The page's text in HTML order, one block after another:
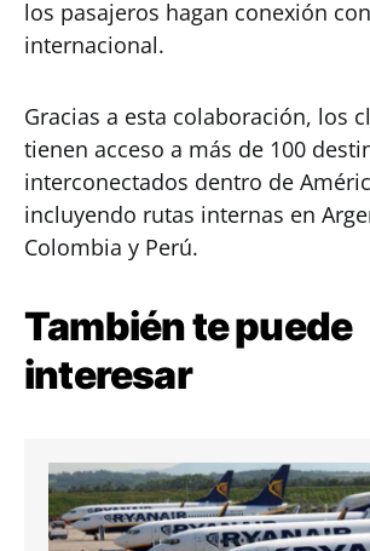
los pasajeros hagan conexión
internacional.
Gracias a esta colaboración, los
tienen acceso a más de 100
interconectados dentro de
incluyendo rutas internas en
Colombia y Perú.
También te puede
interesar